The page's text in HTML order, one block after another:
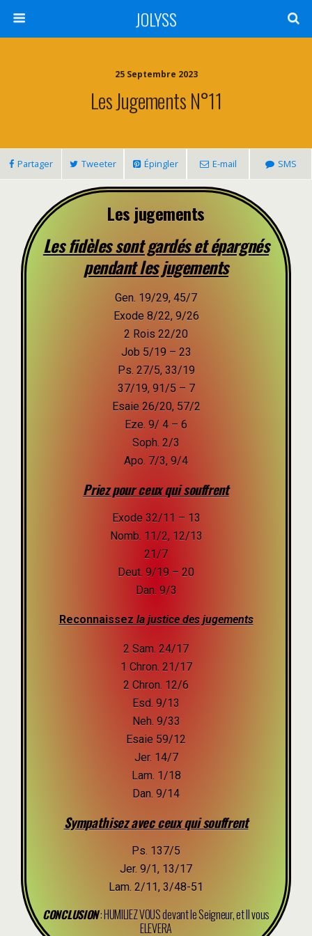
JOLYSS
25 Septembre 2023
Les Jugements N°11
Partager Tweeter Épingler E-mail SMS
Les jugements
Les fidèles sont gardés et épargnés
pendant les jugements
Gen. 19/29, 45/7
Exode 8/22, 9/26
2 Rois 22/20
Job 5/19 – 23
Ps. 27/5, 33/19
37/19, 91/5 – 7
Esaie 26/20, 57/2
Eze. 9/ 4 – 6
Soph. 2/3
Apo. 7/3, 9/4
Priez pour ceux qui souffrent
Exode 32/11 – 13
Nomb. 11/2, 12/13
21/7
Deut. 9/19 – 20
Dan. 9/3
Reconnaissez la justice des jugements
2 Sam. 24/17
1 Chron. 21/17
2 Chron. 12/6
Esd. 9/13
Neh. 9/33
Esaie 59/12
Jer. 14/7
Lam. 1/18
Dan. 9/14
Sympathisez avec ceux qui souffrent
Ps. 137/5
Jer. 9/1, 13/17
Lam. 2/11, 3/48-51
CONCLUSION: HUMILIEZ VOUS devant le Seigneur, et Il vous
ELEVERA